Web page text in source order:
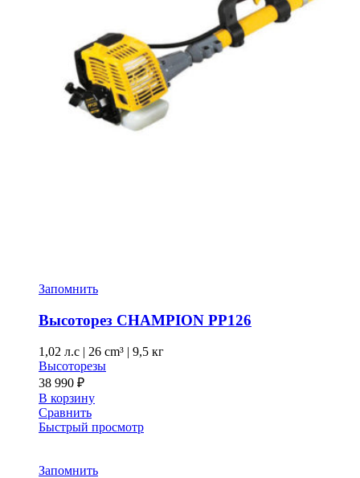
Запомнить
Высоторез CHAMPION PP126
1,02 л.с | 26 cm³ | 9,5 кг
Высоторезы
38 990 ₽
В корзину
Сравнить
Быстрый просмотр
Запомнить